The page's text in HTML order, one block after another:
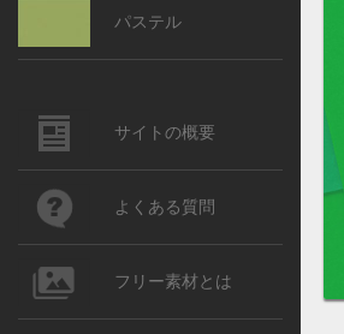
パステル
サイトの概要
よくある質問
フリー素材とは